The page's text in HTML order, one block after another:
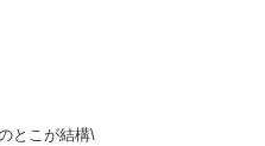
とこが結構\